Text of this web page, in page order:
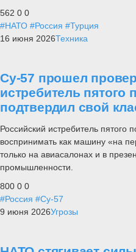
562 0 0
#НАТО #Россия #Турция
16 июня 2026Техника
Су-57 прошел
истребитель пятого
подтвердил свой
Российский истребитель пятого
воспринимать как машину «на
только на авиасалонах и в
промышленности.
800 0 0
#Россия #Су-57
9 июня 2026Угрозы